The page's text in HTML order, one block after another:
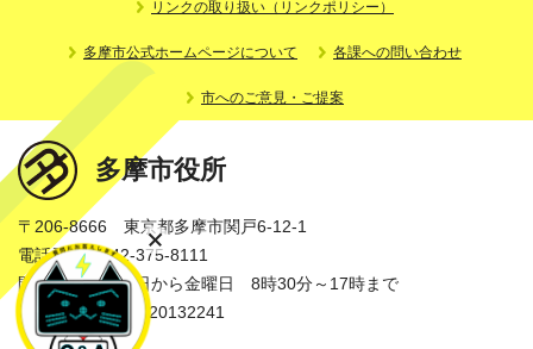
リンクの取り扱い（リンクポリシー）
多摩市公式ホームページについて 各課への問い合わせ
市へのご意見・ご提案
多摩市役所
〒206-8666 東京都多摩市関戸6-12-1
電話番号：042-375-8111
開庁時間：月曜日から金曜日 8時30分～17時まで
法人番号：3000020132241